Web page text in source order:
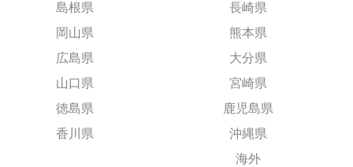
島根県
岡山県
広島県
山口県
徳島県
香川県
長崎県
熊本県
大分県
宮崎県
鹿児島県
沖縄県
海外